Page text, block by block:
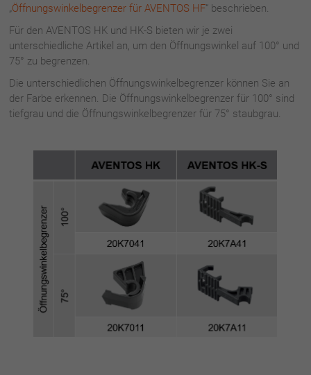
„Öffnungswinkelbegrenzer für AVENTOS HF“ beschrieben.
Für den AVENTOS HK und HK-S bieten wir je zwei
unterschiedliche Artikel an, um den Öffnungswinkel auf 100° und
75° zu begrenzen.
Die unterschiedlichen Öffnungswinkelbegrenzer können Sie an
der Farbe erkennen. Die Öffnungswinkelbegrenzer für 100° sind
tiefgrau und die Öffnungswinkelbegrenzer für 75° staubgrau.